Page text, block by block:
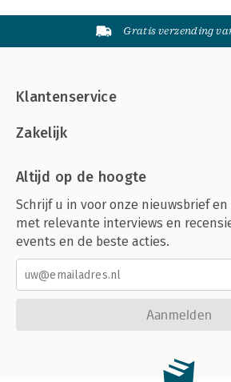
Gratis verzending
Klantenservice
Zakelijk
Altijd op de hoogte
Schrijf u in voor onze nieuwsbrief
met relevante interviews en
events en de beste acties.
Aanmelden